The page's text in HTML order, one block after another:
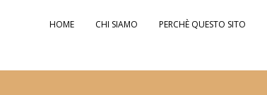
HOME CHI SIAMO PERCHÈ QUESTO SITO